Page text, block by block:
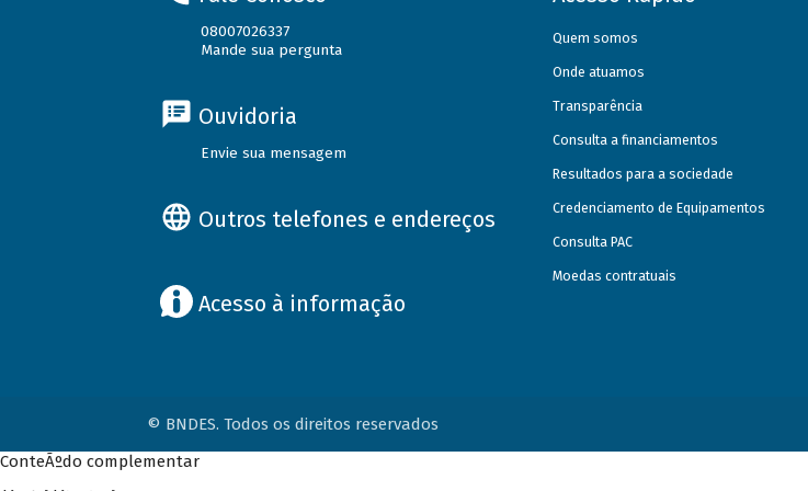
08007026337
Mande sua pergunta
Ouvidoria
Envie sua mensagem
Outros telefones e endereços
Acesso à informação
Quem somos
Onde atuamos
Transparência
Consulta a financiamentos
Resultados para a sociedade
Credenciamento de Equipamentos
Consulta PAC
Moedas contratuais
© BNDES. Todos os direitos reservados
ConteÃºdo complementar